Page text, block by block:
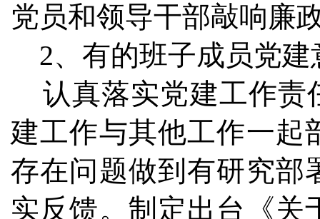
党员和领导干部敲响廉
2、有的班子成员党建
认真落实党建工作责
建工作与其他工作一起
存在问题做到有研究部
实反馈。制定出台《关